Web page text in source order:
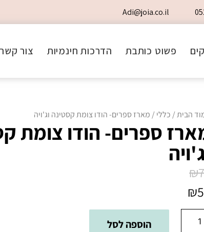
Adi@joia.co.il
פשוט כותבת הדרכות חינמיות צור קשר
הבית/ כללי/ מארז ספרים- הודו צומת קסטינה וג'ויה
ספרים- הודו צומת
₪
₪
הוספה לסל